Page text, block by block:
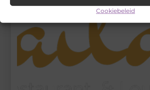
Cookiebeleid